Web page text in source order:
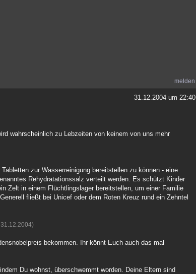
melden
31.12.2004 um 22:40
wahrscheinlich zu Lebzeiten von keinem von uns mehr
zur Wasserreinigung bereitstellen zu können - eine
Rehydratationssalz verteilt werden. Es schützt Kinder
Zelt in einem Flüchtlingslager bereitstellen, um einer Familie
fließt bei Unicef oder dem Roten Kreuz rund ein Zehntel
bekommen. Ihr könnt Euch auch das mal
Du wohnst, überschwemmt worden. Deine Eltern sind